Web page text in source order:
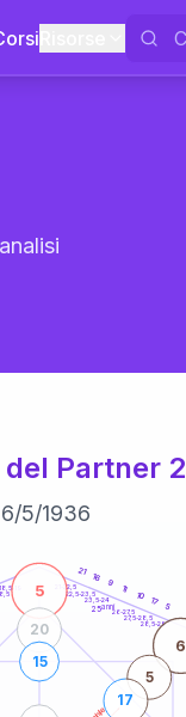
Partner 2
/5/1936
19
21-22,5
22,5-23,5
23,5-24
26-27,5
27,5-28,5
28,5-29
21 16
9
11
10 17
5
5
6
20
15
5
17
25anni